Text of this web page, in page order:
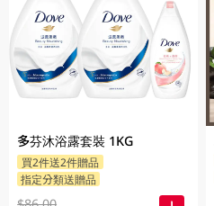
多芬沐浴露套裝 1KG
買2件送2件贈品
指定分類送贈品